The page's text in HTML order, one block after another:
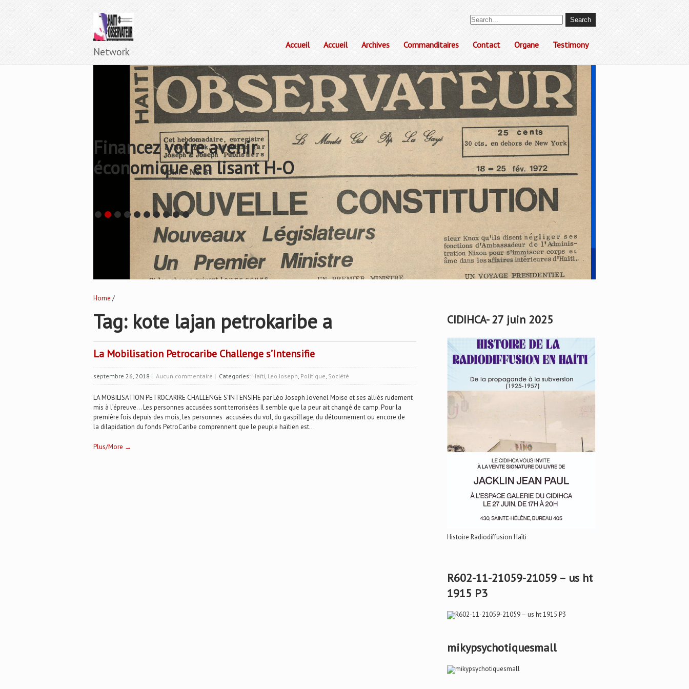
Network
Accueil Accueil Archives Commanditaires Contact Organe Testimony
Financez votre avenir
économique en lisant H-O
Home /
Tag: kote lajan petrokaribe a
La Mobilisation Petrocaribe Challenge s’Intensifie
septembre 26, 2018 | Aucun commentaire | Categories: Haïti, Leo Joseph, Politique, Société
LA MOBILISATION PETROCARIRE CHALLENGE S’INTENSIFIE par Léo Joseph Jovenel Moïse et ses alliés rudement
mis à l’épreuve… Les personnes accusées sont terrorisées Il semble que la peur ait changé de camp. Pour la
première fois depuis des mois, les personnes accusées du vol, du gaspillage, du détournement ou encore de
la dilapidation du fonds PetroCaribe comprennent que le peuple haïtien est...
Plus/More →
CIDIHCA- 27 juin 2025
Histoire Radiodiffusion Haïti
R602-11-21059-21059 – us ht
1915 P3
mikypsychotiquesmall